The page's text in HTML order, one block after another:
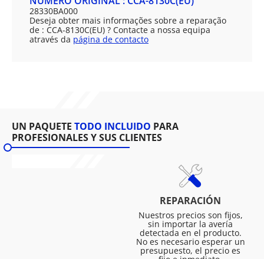
28330BA000
Deseja obter mais informações sobre a reparação
de : CCA-8130C(EU) ? Contacte a nossa equipa
através da página de contacto
UN PAQUETE TODO INCLUIDO PARA
PROFESIONALES Y SUS CLIENTES
REPARACIÓN
Nuestros precios son fijos,
sin importar la avería
detectada en el producto.
No es necesario esperar un
presupuesto, el precio es